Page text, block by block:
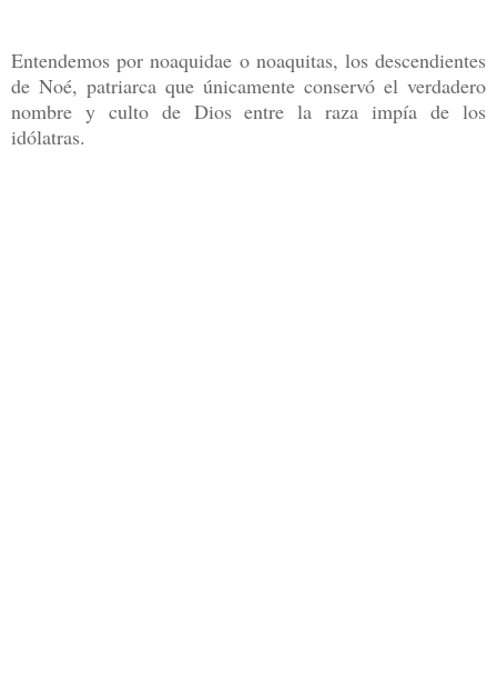
Entendemos por noaquidae o noaquitas, los descendientes
de Noé, patriarca que únicamente conservó el verdadero
nombre y culto de Dios entre la raza impía de los
idólatras.